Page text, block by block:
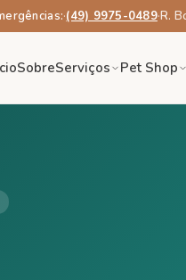
·(49) 9975-0489·R.
SobreServiços Pet Shop